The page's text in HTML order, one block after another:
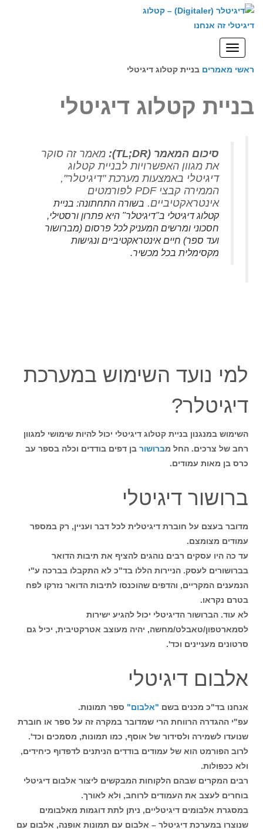
לתוכן
תפריט
ראשי מאמרים בניית קטלוג דיגיטלי
בניית קטלוג דיגיטלי
סיכום המאמר (TL;DR):
מאמר זה סוקר
את מגוון האפשרויות לבניית קטלוג
דיגיטלי באמצעות מערכת "דיגיטלר",
הממירה קבצי PDF לפורמטים
אינטראקטיביים. בשורה התחתונה: בניית
קטלוג דיגיטלי ב"דיגיטלר" היא פתרון ורסטילי,
חסכוני ומרשים המעניק לכל פרסום (מברושור
ועד ספר) חיים אינטראקטיביים ונגישות
מקסימלית בכל מכשיר.
למי נועד השימוש במערכת
דיגיטלר?
השימוש במנגנון בניית קטלוג דיגיטלי יכול להיות שימושי למגוון
רחב של צרכים. החל מברושור בן דפים בודדים וכלה בספר עב
כרס בן מאות עמודים.
ברושור דיגיטלי
מדובר בעצם על חוברת דיגיטלית לכל דבר ועניין, רק במספר
עמודים מצומצם.
עד כה היו עסקים רבים נוהגים להציף את תיבות הדואר
בברושורים לעסק. הניירות הללו בד"כ לא התקבלו בברכה ע"י
הנמענים המקריים, והדפים שהוכנסו לתיבות הדואר נזרקו לפח
בטרם נקראו.
לא עוד. הברושור הדיגיטלי יכול להגיע ישירות
לסמארטפון/טאבלט/מחשה, יהיה מעוצב אטרקטיבית, יכיל גם
סרטונים מעניינים וכד'.
אלבום דיגיטלי
אנחנו בד"כ מכנים בשם "אלבום" ספר תמונות.
עפ"י ההגדרה הרווחת הרי שמדובר במקרה זה על ספר או חוברת
שנועדו לשמירה ולסידור של אוסף, כמו תמונות, מסמכים וכד'.
לרוב הפורמט הוא של עמודים בודדים הניתנים לדפדוף כיחידים,
ולא ככפולות.
רבים המקרים שבהם הלקוחות המבקשים ליצור אלבום דיגיטלי
בוחרים לעצב את העמודים לרוחב, ולא לאורך.
במסגרת אלבומים דיגיטליים, ניתן לתת דוגמות מאלבומים
שנוצרו במערכת דיגיטלר – אלבום עם תמונות אופנה, אלבום עם